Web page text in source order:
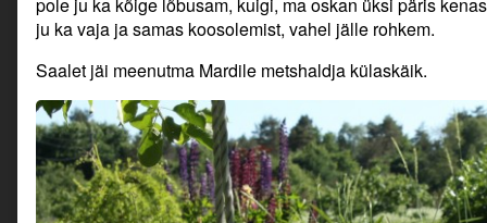
pole ju ka kõige lõbusam, kuigi, ma oskan üksi päris
ju ka vaja ja samas koosolemist, vahel jälle rohkem.
Saalet jäi meenutma Mardile metshaldja külaskäik.